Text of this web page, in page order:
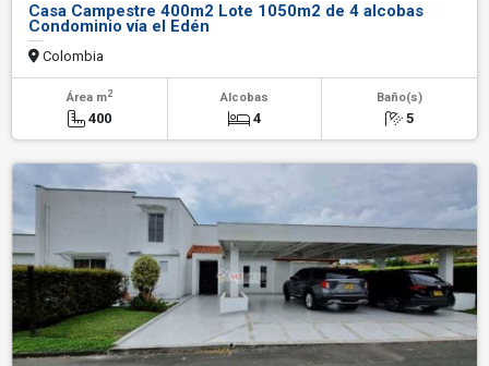
Casa Campestre 400m2 Lote 1050m2 de 4 alcobas
Condominio vía el Edén
Colombia
Área m2
400
Alcobas
4
Baño(s)
5